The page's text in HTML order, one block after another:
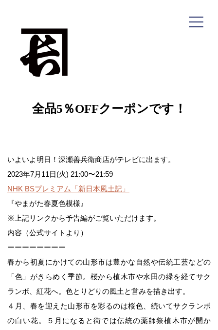
プ
深瀬善兵衛商店
HOME
オンラインショップ（Yahoo店）
おたより
カネチョウたより
全品5％OFFクーポンです！
いよいよ明日！深瀬善兵衛商店がテレビに出ます。
2023年7月11日(火) 21:00〜21:59
NHK BSプレミアム「新日本風土記」
『やまがた春夏色模様』
※上記リンクから予告編がご覧いただけます。
内容（公式サイトより）
ーーーーーーーー
春から初夏にかけての山形市は豊かな自然や伝統工芸などの
「色」がきらめく季節。桜から植木市や水田の緑を経てサク
ランボ、紅花へ。色とりどりの風土と営みを描き出す。
４月、春を迎えた山形市を彩るのは桜色、続いてサクランボ
の白い花。５月になると街では伝統の薬師祭植木市が開か